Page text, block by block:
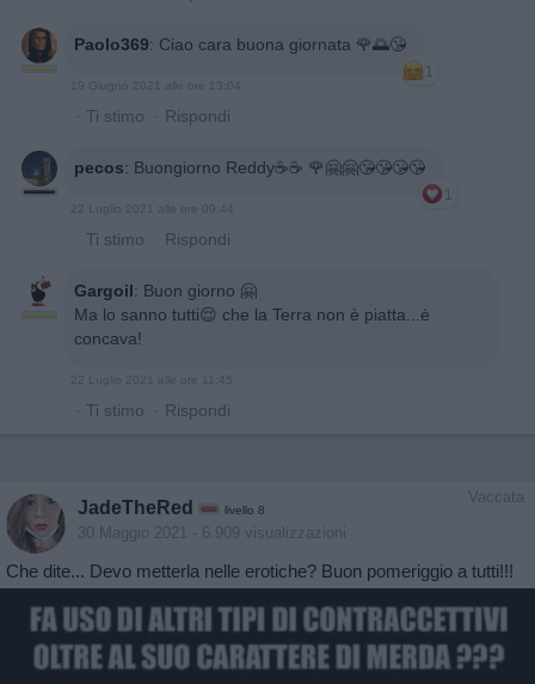
Paolo369: Ciao cara buona giornata 🌹🌅😘
1
19 Giugno 2021 alle ore 13:04
· Ti stimo · Rispondi
pecos: Buongiorno Reddy☕️☕️ 🌹🤗🤗😘😘😘😘
1
22 Luglio 2021 alle ore 09:44
· Ti stimo · Rispondi
Gargoil: Buon giorno 🤗
Ma lo sanno tutti😌 che la Terra non è piatta...è
concava!
· Ti stimo · Rispondi
Vaccata
JadeTheRed livello 8
30 Maggio 2021 - 6.909 visualizzazioni
Che dite... Devo metterla nelle erotiche? Buon pomeriggio a tutti!!!